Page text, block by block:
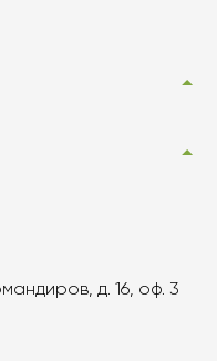
д. 16, оф. 3